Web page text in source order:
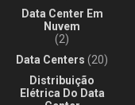
Data Center Em
Nuvem
(2)
Data Centers (20)
Distribuição
Elétrica Do Data